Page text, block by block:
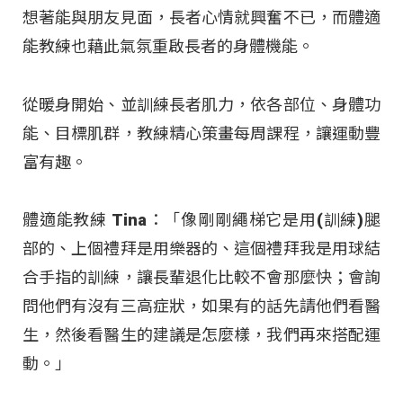
想著能與朋友見面，長者心情就興奮不已，而體適
能教練也藉此氣氛重啟長者的身體機能。
從暖身開始、並訓練長者肌力，依各部位、身體功
能、目標肌群，教練精心策畫每周課程，讓運動豐
富有趣。
體適能教練 Tina：「像剛剛繩梯它是用(訓練)腿
部的、上個禮拜是用樂器的、這個禮拜我是用球結
合手指的訓練，讓長輩退化比較不會那麼快；會詢
問他們有沒有三高症狀，如果有的話先請他們看醫
生，然後看醫生的建議是怎麼樣，我們再來搭配運
動。」